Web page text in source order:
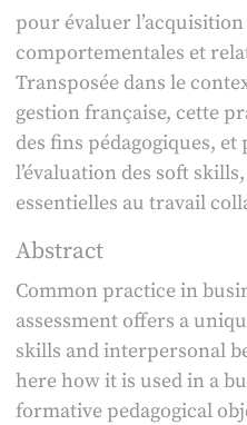
pour évaluer
comportementales et
Transposée dans le
gestion française, cette
des fins pédagogiques,
l’évaluation des soft
essentielles au travail
Abstract
Common practice in
assessment offers a
skills and interpersonal
here how it is used in a
formative pedagogical